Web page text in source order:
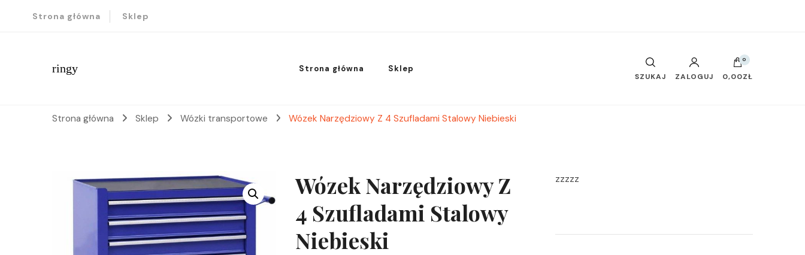
Strona główna Sklep
ringy Strona główna Sklep
SZUKAJ ZALOGUJ
0
0,00ZŁ
Strona główna Sklep Wózki transportowe Wózek Narzędziowy Z 4 Szufladami Stalowy Niebieski
Wózek Narzędziowy Z
4 Szufladami Stalowy
Niebieski
zzzzz